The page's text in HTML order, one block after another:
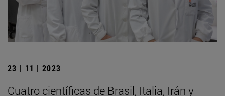
23 | 11 | 2023
Cuatro científicas de Brasil, Italia, Irán y